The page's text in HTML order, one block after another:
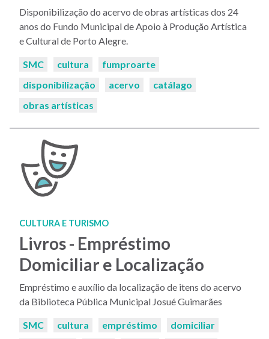
Disponibilização do acervo de obras artísticas dos 24
anos do Fundo Municipal de Apoio à Produção Artística
e Cultural de Porto Alegre.
Palavras-
SMC cultura
fumproarte
disponibilização
acervo
catálago
obras artísticas
CULTURA E TURISMO
Livros - Empréstimo
Domiciliar e Localização
Empréstimo e auxílio da localização de itens do acervo
da Biblioteca Pública Municipal Josué Guimarães
Palavras-
SMC cultura empréstimo
domiciliar